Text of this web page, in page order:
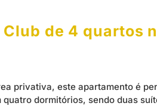
de 4 quartos
privativa, este apartamento é
dormitórios, sendo duas